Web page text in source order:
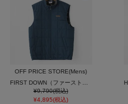
OFF PRICE STORE(Mens)
¥9,790(税込)
¥4,895(税込)